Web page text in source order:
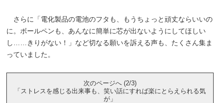
さらに「電化製品の電池のフタも、もうちょっと頑丈ならいいの
に。ボールペンも、あんなに簡単に芯が出ないようにしてほしい
し……きりがない！」など切なる願いを訴える声も、たくさん集ま
っていました。
次のページへ (2/3)
「ストレスを感じる出来事も、笑い話にすれば楽にとらえられる気
が」